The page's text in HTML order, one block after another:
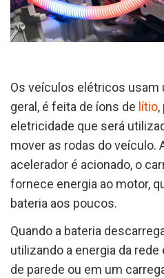
Os veículos elétricos usam
geral, é feita de íons de lítio,
eletricidade que será
mover as rodas do veículo.
acelerador é acionado, o
fornece energia ao motor,
bateria aos poucos.
Quando a bateria
utilizando a energia da
de parede ou em um